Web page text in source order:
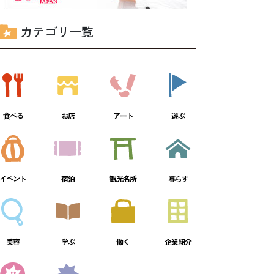
カテゴリ一覧
食べる お店 アート 遊ぶ
イベント 宿泊 観光名所 暮らす
美容 学ぶ 働く 企業紹介